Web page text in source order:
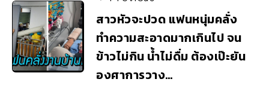
สาวหัวจะปวด แฟนหนุ่มคลั่ง
ทำความสะอาดมากเกินไป จน
ข้าวไม่กิน น้ำไม่ดื่ม ต้องเป๊ะยัน
องศาการวาง…